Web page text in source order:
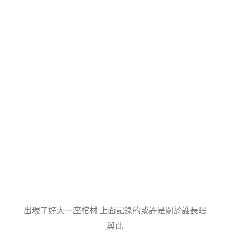
出現了好大一座棺材 上面記錄的或許是關於誰長眠
與此